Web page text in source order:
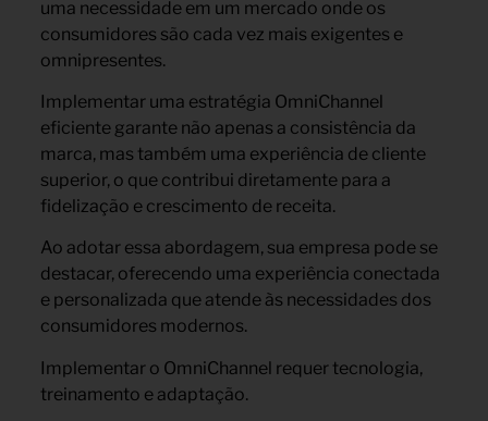
uma necessidade em um mercado onde os
consumidores são cada vez mais exigentes e
omnipresentes.
Implementar uma estratégia OmniChannel
eficiente garante não apenas a consistência da
marca, mas também uma experiência de cliente
superior, o que contribui diretamente para a
fidelização e crescimento de receita.
Ao adotar essa abordagem, sua empresa pode se
destacar, oferecendo uma experiência conectada
e personalizada que atende às necessidades dos
consumidores modernos.
Implementar o OmniChannel requer tecnologia,
treinamento e adaptação.